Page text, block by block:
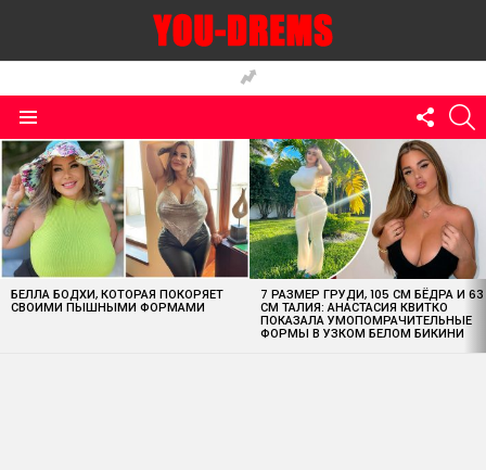
US
MOST
VIEWED
STORIES
БЕЛЛА БОДХИ, КОТОРАЯ ПОКОРЯЕТ
СВОИМИ ПЫШНЫМИ ФОРМАМИ
7 РАЗМЕР ГРУДИ, 105 СМ БЁДРА И 63
СМ ТАЛИЯ: АНАСТАСИЯ КВИТКО
ПОКАЗАЛА УМОПОМРАЧИТЕЛЬНЫЕ
ФОРМЫ В УЗКОМ БЕЛОМ БИКИНИ